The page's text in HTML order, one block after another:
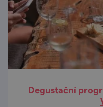
Degustační